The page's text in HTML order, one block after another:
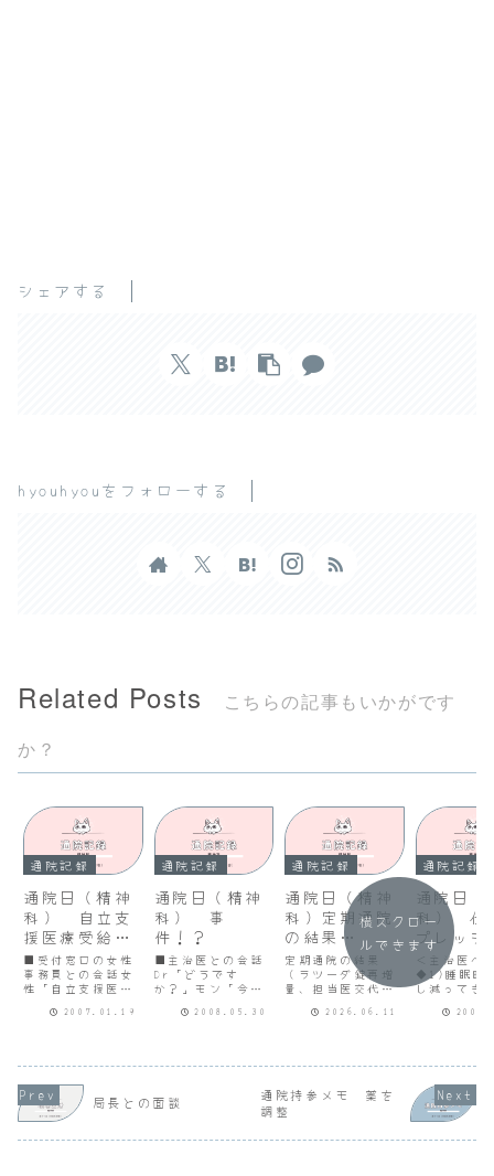
シェアする
hyouhyouをフォローする
Related Posts
こちらの記事もいかがです
か？
通院記録
通院日（精神
科） 自立支
援医療受給者
証の更新時期
■受付窓口の女性
事務員との会話女
性「自立支援医療
期になりましたの
か。」私「は
い。」女性「この
クリニックで診断
てですね。緑の手
2007.01.19
通院記録
通院日（精神
科） 事
件！？
■主治医との会話
Dr「どうです
か？」モン「今週
ったんですよ。」
Dr「まぁ。夫婦喧
嘩はどこでもある
のそんなにショボ
2008.05.30
通院記録
通院日（精神
科）定期通院
の結果
（2026/6/11
）、ラツーダ
錠再増量、担
当医交代予
定期通院の結果
（ラツーダ錠再増
量、担当医交代予
病院到着。１階受
9:30までの方が順
番に呼ばれた後、
予約時間9:30～
「まだ呼ばれてい
2026.06.11
通院記録
通院日
科） 仕
プレッシ
＜主治医へ
◆1)睡眠時
し減ってき
があります
◆2)夢をみ
多くなりま
ほとんどが
や夜にテ
横スクロー
ルできます
局長との面談
通院持参メモ 薬を
調整